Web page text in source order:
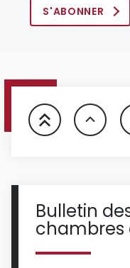
S'ABONNER
Bulletin
chambres